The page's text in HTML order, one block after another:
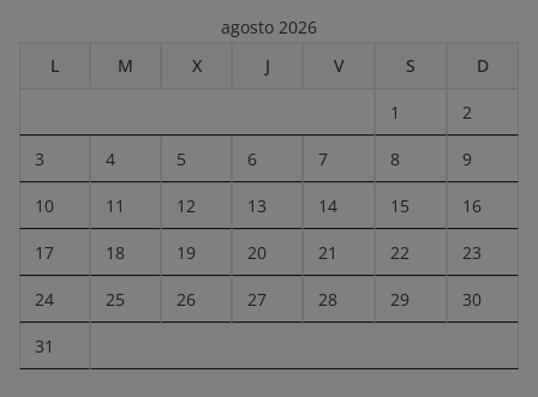
agosto 2026
L
M X J V S D
1 2
3 4 5 6 7 8 9
10 11 12 13 14 15 16
17 18 19 20 21 22 23
24 25 26 27 28 29 30
31